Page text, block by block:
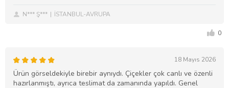
N*** Ş*** İSTANBUL-AVRUPA
0
18 Mayıs 2026
Ürün görseldekiyle birebir aynıydı. Çiçekler çok canlı ve özenli
hazırlanmıştı, ayrıca teslimat da zamanında yapıldı. Genel